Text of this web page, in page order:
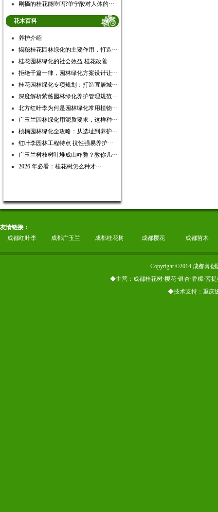
刚摘的桂花能吃吗?单宁酸对人体的···
花木百科
养护介绍
揭秘桂花园林绿化的主要作用，打造···
桂花园林绿化的社会效益 桂花改善···
拒绝千篇一律，园林绿化方案设计让···
桂花园林绿化专项规划：打造宜居城···
深度解析紫薇园林绿化养护管理规范···
北方红叶李为何是园林绿化常用植物···
广玉兰园林绿化用泥质要求，这样种···
桢楠园林绿化全攻略：从选址到养护···
红叶李园林工程特点 抗性强易养护···
广玉兰树枝树叶堆成山咋整？教你几···
2026 年必看：桂花树怎么种才···
友情链接：
成都红叶李
成都广玉兰 成都桂花树 成都樱花 成都苗木
Copyright ©2014 成都菁
◆主营：成都桂花树·樱花·银杏·香樟·菩
◆技术支持：重庆